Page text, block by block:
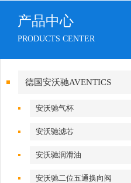
产品中心
PRODUCTS CENTER
德国安沃驰AVENTICS
安沃驰气杯
安沃驰滤芯
安沃驰润滑油
安沃驰二位五通换向阀